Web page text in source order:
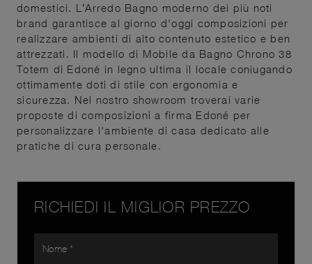
domestici. L’Arredo Bagno moderno dei più noti
brand garantisce al giorno d'oggi composizioni per
realizzare ambienti di alto contenuto estetico e ben
attrezzati. Il modello di Mobile da Bagno Chrono 38
Totem di Edoné in legno ultima il locale coniugando
ottimamente doti di stile con ergonomia e
sicurezza. Nel nostro showroom troverai varie
proposte di composizioni a firma Edoné per
personalizzare l'ambiente di casa dedicato alle
pratiche di cura personale.
RICHIEDI IL MIGLIOR PREZZO